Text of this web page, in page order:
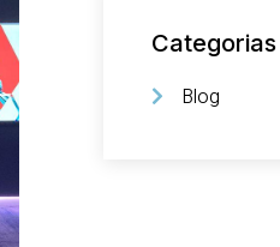
Categorias
Blog